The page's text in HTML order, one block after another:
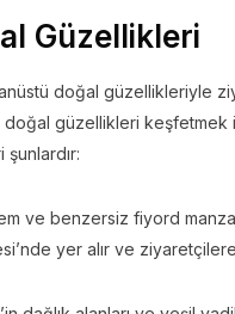
Güzellikleri
doğal güzellikleriyle
güzellikleri keşfetmek
ve benzersiz fiyord
yer alır ve
8.95k